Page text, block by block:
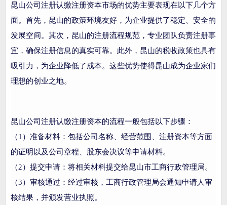
昆山公司注册认缴注册资本市场的优势主要表现在以下几个方
面。首先，昆山的政策环境友好，为企业提供了稳定、安全的
发展空间。其次，昆山的注册流程规范，专业团队负责注册事
宜，确保注册信息的真实可靠。此外，昆山的税收政策也具有
吸引力，为企业降低了成本。这些优势使得昆山成为企业家们
理想的创业之地。
昆山公司注册认缴注册资本的流程一般包括以下步骤：
（1）准备材料：包括公司名称、经营范围、注册资本等方面
的证明以及公司章程、股东会决议等申请材料。
（2）提交申请：将相关材料提交给昆山市工商行政管理局。
（3）审核通过：经过审核，工商行政管理局会通知申请人审
核结果，并颁发营业执照。